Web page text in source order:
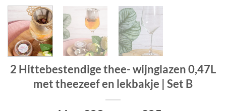
2 Hittebestendige thee- wijnglazen 0,47L
met theezeef en lekbakje | Set B